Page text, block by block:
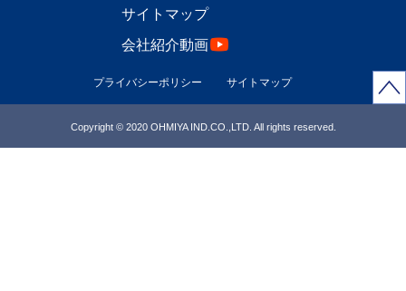
サイトマップ
会社紹介動画
プライバシーポリシー サイトマップ
Copyright © 2020 OHMIYA IND.CO.,LTD. All rights reserved.